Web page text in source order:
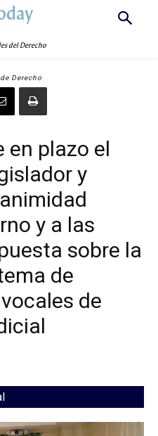
del Derecho
Derecho
en plazo el
y
y a las
sobre la
de
de